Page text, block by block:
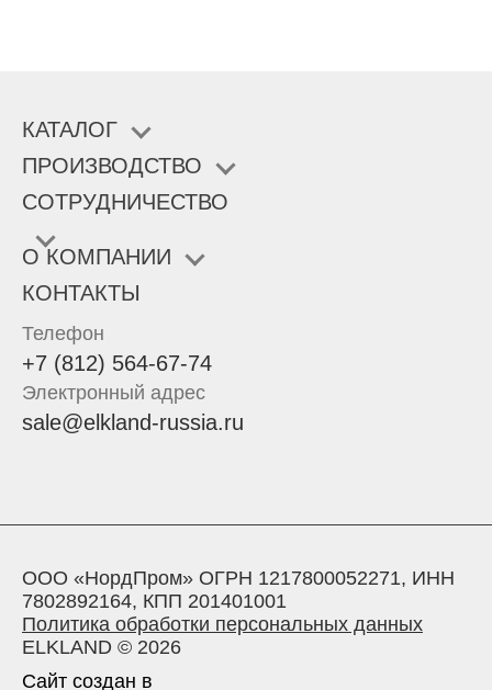
КАТАЛОГ
ПРОИЗВОДСТВО
СОТРУДНИЧЕСТВО
О КОМПАНИИ
КОНТАКТЫ
Телефон
+7 (812) 564-67-74
Электронный адрес
sale@elkland-russia.ru
ООО «НордПром» ОГРН 1217800052271, ИНН
7802892164, КПП 201401001
Политика обработки персональных данных
ELKLAND © 2026
Сайт создан в